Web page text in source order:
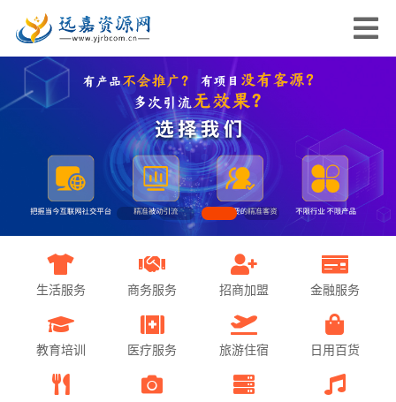
生活服务 商务服务 招商加盟 金融服务
教育培训 医疗服务 旅游住宿 日用百货